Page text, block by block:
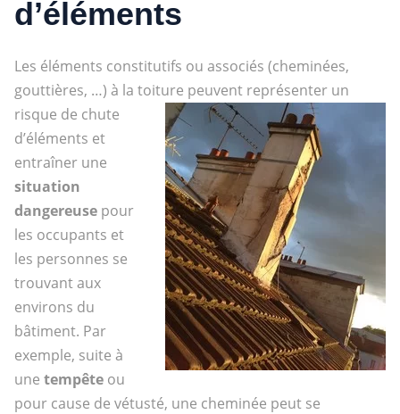
d’éléments
Les éléments constitutifs ou associés (cheminées,
gouttières, …) à la toiture peuvent représenter un
risque de chute
d’éléments et
entraîner une
situation
dangereuse pour
les occupants et
les personnes se
trouvant aux
environs du
bâtiment. Par
exemple, suite à
une tempêteou
pour cause de vétusté, une cheminée peut se